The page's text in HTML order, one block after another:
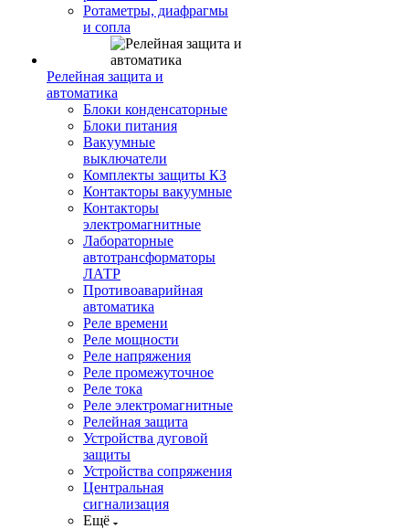
Ротаметры, диафрагмы
и сопла
Релейная защита и
автоматика
Блоки конденсаторные
Блоки питания
Вакуумные
выключатели
Комплекты защиты КЗ
Контакторы вакуумные
Контакторы
электромагнитные
Лабораторные
автотрансформаторы
ЛАТР
Противоаварийная
автоматика
Реле времени
Реле мощности
Реле напряжения
Реле промежуточное
Реле тока
Реле электромагнитные
Релейная защита
Устройства дуговой
защиты
Устройства сопряжения
Центральная
сигнализация
Ещё